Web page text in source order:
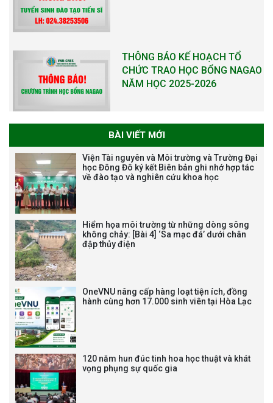
NĂM XÂY DỰNG VÀ PHÁT TRIỂN
VIỆN (1985-2025) VÀ ĐÓN
NHẬN HUÂN CHƯƠNG LAO
Tạm dừng công tác tuyển dụng
viên chức, người lao động các
vị trí việc làm chức danh nghề
Bảo vệ luận án tiến sĩ của NCS
BÀI VIẾT MỚI
Viện Tài nguyên và Môi trường và Trường Đại
học Đông Đô ký kết Biên bản ghi nhớ hợp tác
về đào tạo và nghiên cứu khoa học
Hiểm họa môi trường từ những dòng sông
không chảy: [Bài 4] ‘Sa mạc đá’ dưới chân
đập thủy điện
OneVNU nâng cấp hàng loạt tiện ích, đồng
hành cùng hơn 17.000 sinh viên tại Hòa Lạc
120 năm hun đúc tinh hoa học thuật và khát
vọng phụng sự quốc gia